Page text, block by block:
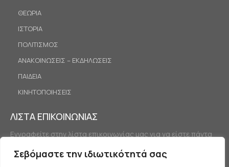
Σεβόμαστε την ιδιωτικότητά σας
ΘΕΩΡΙΑ
ΙΣΤΟΡΙΑ
ΠΟΛΙΤΙΣΜΟΣ
ΑΝΑΚΟΙΝΩΣΕΙΣ – ΕΚΔΗΛΩΣΕΙΣ
ΠΑΙΔΕΙΑ
ΚΙΝΗΤΟΠΟΙΗΣΕΙΣ
ΛΙΣΤΑ ΕΠΙΚΟΙΝΩΝΙΑΣ
Εγγραφείτε στην λίστα επικοινωνίας μας για να είστε πάντα